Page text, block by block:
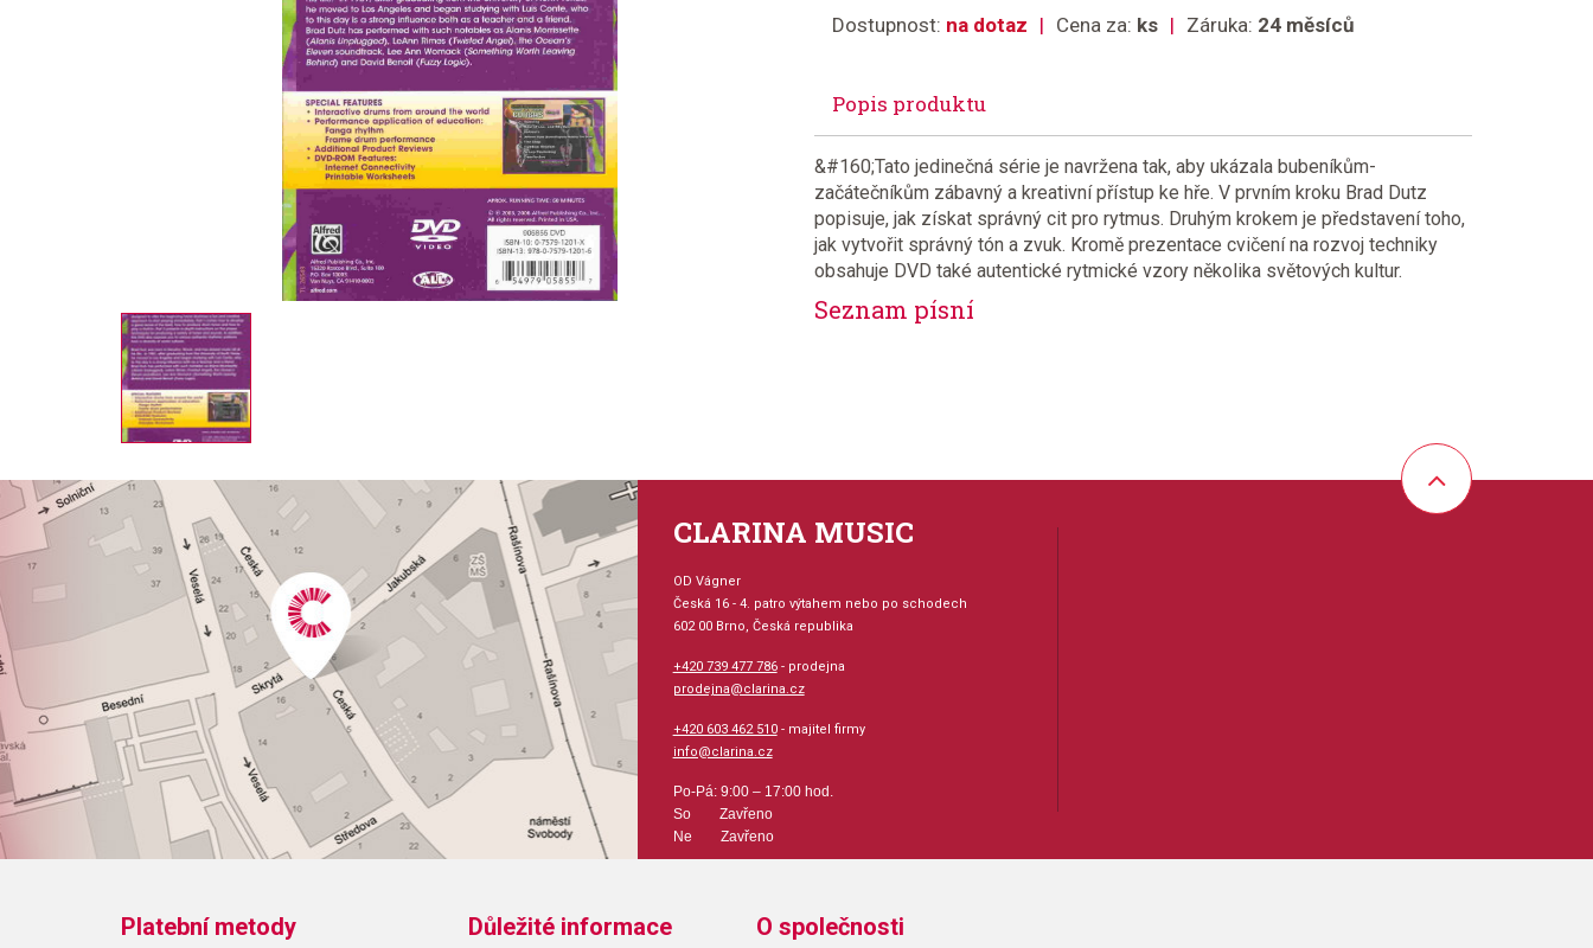
Dostupnost: na dotaz Cena za: ks Záruka: 24 měsíců
Popis produktu
&#160;Tato jedinečná série je navržena tak, aby ukázala bubeníkům-
začátečníkům zábavný a kreativní přístup ke hře. V prvním kroku Brad Dutz
popisuje, jak získat správný cit pro rytmus. Druhým krokem je představení toho,
jak vytvořit správný tón a zvuk. Kromě prezentace cvičení na rozvoj techniky
obsahuje DVD také autentické rytmické vzory několika světových kultur.
Seznam písní
CLARINA MUSIC
OD Vágner
Česká 16 - 4. patro výtahem nebo po schodech
602 00 Brno, Česká republika
+420 739 477 786- prodejna
prodejna@clarina.cz
+420 603 462 510- majitel firmy
info@clarina.cz
Po-Pá: 9:00 – 17:00 hod.
So Zavřeno
Ne Zavřeno
Platební metody Důležité informace O společnosti